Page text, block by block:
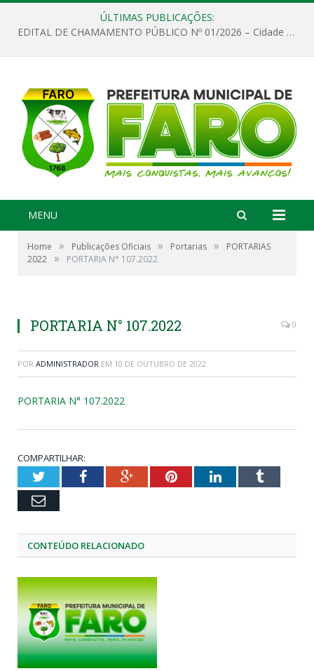
ÚLTIMAS PUBLICAÇÕES:
EDITAL DE CHAMAMENTO PÚBLICO Nº 01/2026 – Cidade de Faro
MENU
Home » Publicações Oficiais » Portarias »
PORTARIAS
2022 » PORTARIA N° 107.2022
PORTARIA N° 107.2022 0
POR ADMINISTRADOR EM 10 DE OUTUBRO DE 2022
PORTARIA N° 107.2022
COMPARTILHAR:
TwitterFacebookGoogle+PinterestLinkedInTumblr
Email
CONTEÚDO RELACIONADO